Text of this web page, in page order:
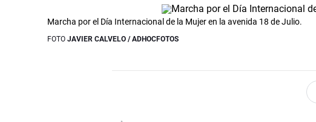
Marcha por el Día Internacional de la Mujer en la avenida 18 de Julio.
FOTO JAVIER CALVELO / ADHOCFOTOS